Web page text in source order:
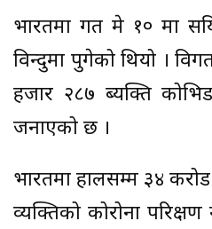
भारतमा गत मे १० मा
विन्दुमा पुगेको थियो ।
हजार २८७ ब्यक्ति
जनाएको छ ।
भारतमा हालसम्म ३४
व्यक्तिको कोरोना